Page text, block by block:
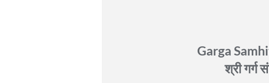
Garga
श्री